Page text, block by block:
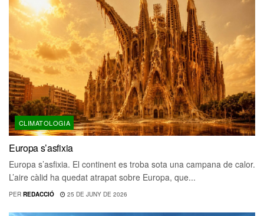
CLIMATOLOGIA
Europa s’asfixia
Europa s’asfixia. El continent es troba sota una campana de calor.
L’aire càlid ha quedat atrapat sobre Europa, que...
PER REDACCIÓ 25 DE JUNY DE 2026